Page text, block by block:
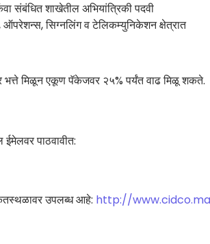
संबंधित शाखेतील अभियांत्रिकी पदवी
ऑपरेशन्स, सिग्नलिंग व टेलिकम्युनिकेशन क्षेत्रात
भत्ते मिळून एकूण पॅकेजवर २५% पर्यंत वाढ मिळू शकते.
पाठवावीत:
उपलब्ध आहे: http://